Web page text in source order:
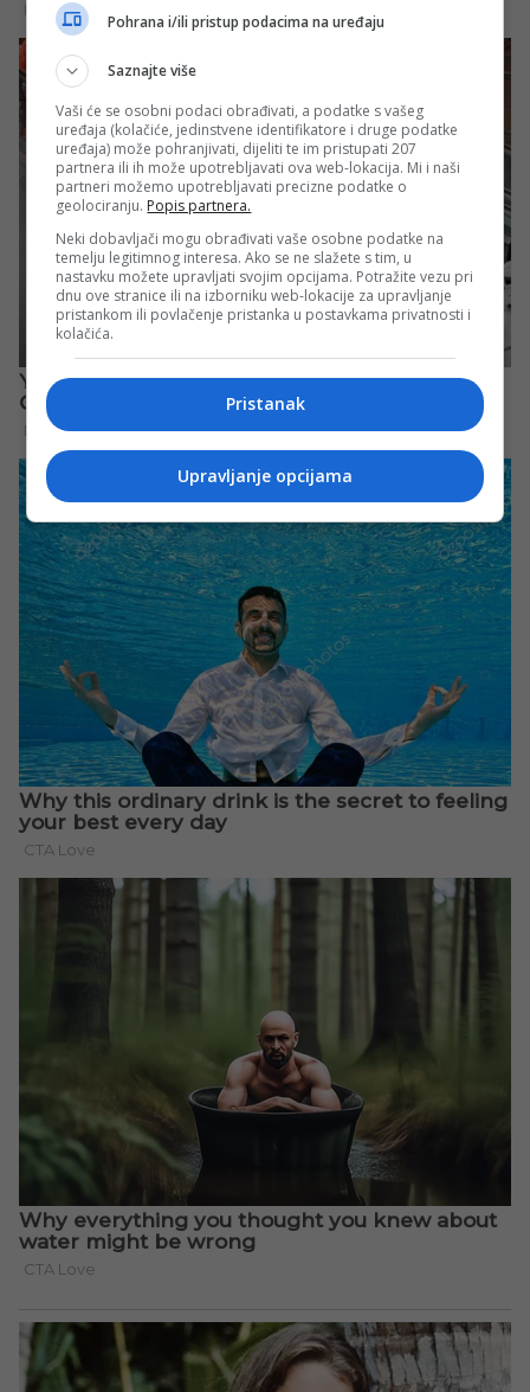
Pohrana i/ili pristup podacima na uređaju
Saznajte više
Vaši će se osobni podaci obrađivati, a podatke s vašeg
uređaja (kolačiće, jedinstvene identifikatore i druge podatke
uređaja) može pohranjivati, dijeliti te im pristupati 207
partnera ili ih može upotrebljavati ova web-lokacija. Mi i naši
partneri možemo upotrebljavati precizne podatke o
geolociranju. Popis partnera.
Neki dobavljači mogu obrađivati vaše osobne podatke na
temelju legitimnog interesa. Ako se ne slažete s tim, u
nastavku možete upravljati svojim opcijama. Potražite vezu pri
dnu ove stranice ili na izborniku web-lokacije za upravljanje
pristankom ili povlačenje pristanka u postavkama privatnosti i
kolačića.
Pristanak
Upravljanje opcijama